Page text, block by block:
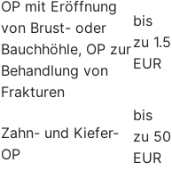
OP mit Eröffnung
von Brust- oder
Bauchhöhle, OP zur
Behandlung von
Frakturen
bis
zu
EUR
Zahn- und Kiefer-
OP
bis
zu
EUR